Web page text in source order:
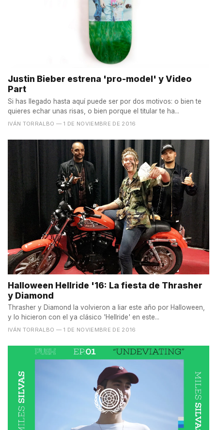
Justin Bieber estrena 'pro-model' y Video
Part
Si has llegado hasta aquí puede ser por dos motivos: o bien te
quieres echar unas risas, o bien porque el titular te ha...
IVÁN TORRALBO — 1 DE NOVIEMBRE DE 2016
Halloween Hellride '16: La fiesta de Thrasher
y Diamond
Thrasher y Diamond la volvieron a liar este año por Halloween,
y lo hicieron con el ya clásico 'Hellride' en este...
IVÁN TORRALBO — 1 DE NOVIEMBRE DE 2016